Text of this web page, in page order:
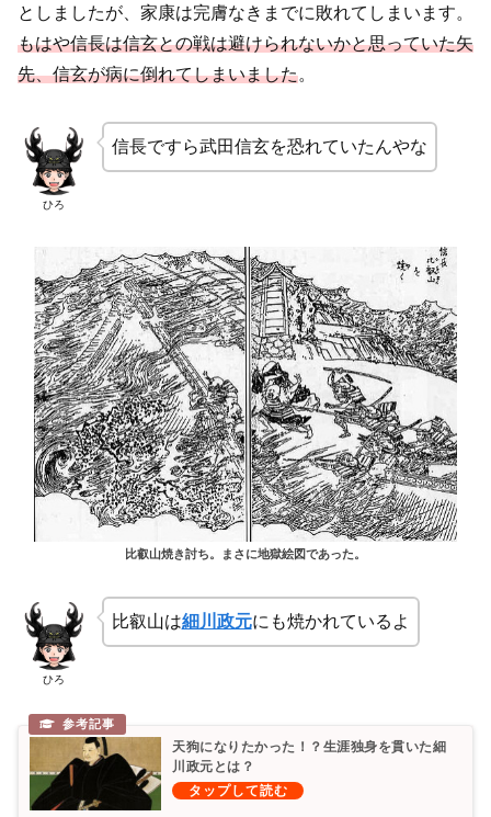
としましたが、家康は完膚なきまでに敗れてしまいます。
もはや信長は信玄との戦は避けられないかと思っていた矢
先、信玄が病に倒れてしまいました。
ひろ
信長ですら武田信玄を恐れていたんやな
比叡山焼き討ち。まさに地獄絵図であった。
ひろ
比叡山は細川政元にも焼かれているよ
天狗になりたかった！？生涯独身を貫いた細
川政元とは？